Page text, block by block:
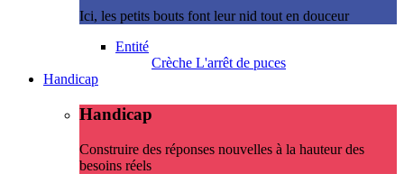
Ici, les petits bouts font leur nid tout en douceur
Entité
Crèche L'arrêt de puces
Handicap
Handicap
Construire des réponses nouvelles à la hauteur des
besoins réels